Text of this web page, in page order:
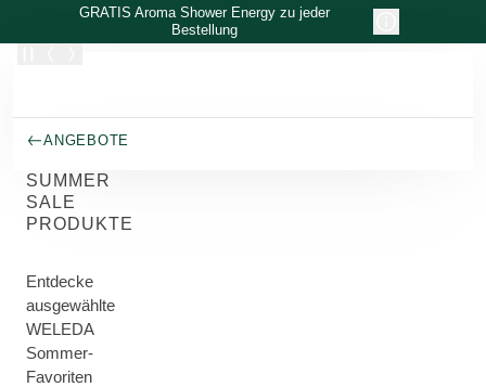
Zum Hauptinhalt wechseln
GRATIS Aroma Shower Energy zu jeder
Bestellung
ANGEBOTE
SUMMER
SALE
PRODUKTE
Entdecke
ausgewählte
WELEDA
Sommer-
Favoriten